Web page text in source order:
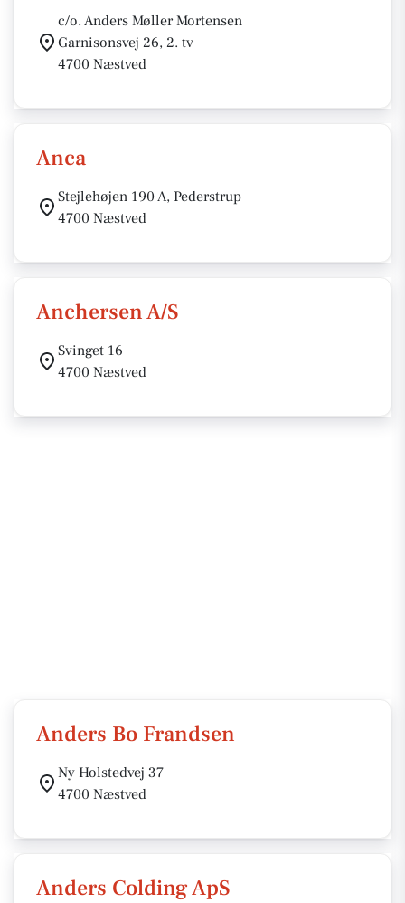
c/o. Anders Møller Mortensen
Garnisonsvej 26, 2. tv
4700 Næstved
Anca
Stejlehøjen 190 A, Pederstrup
4700 Næstved
Anchersen A/S
Svinget 16
4700 Næstved
Anders Bo Frandsen
Ny Holstedvej 37
4700 Næstved
Anders Colding ApS